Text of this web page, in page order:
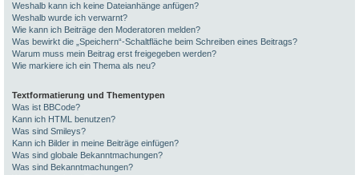
Weshalb kann ich keine Dateianhänge anfügen?
Weshalb wurde ich verwarnt?
Wie kann ich Beiträge den Moderatoren melden?
Was bewirkt die „Speichern“-Schaltfläche beim Schreiben eines Beitrags?
Warum muss mein Beitrag erst freigegeben werden?
Wie markiere ich ein Thema als neu?
Textformatierung und Thementypen
Was ist BBCode?
Kann ich HTML benutzen?
Was sind Smileys?
Kann ich Bilder in meine Beiträge einfügen?
Was sind globale Bekanntmachungen?
Was sind Bekanntmachungen?